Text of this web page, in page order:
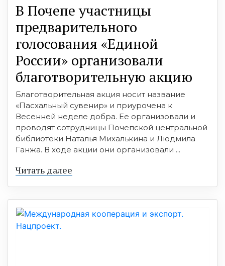
В Почепе участницы
предварительного
голосования «Единой
России» организовали
благотворительную акцию
Благотворительная акция носит название
«Пасхальный сувенир» и приурочена к
Весенней неделе добра. Ее организовали и
проводят сотрудницы Почепской центральной
библиотеки Наталья Михалькина и Людмила
Ганжа. В ходе акции они организовали ...
Читать далее